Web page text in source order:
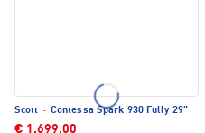
Scott · Contessa Spark 930 Fully 29"
€ 1.699,00